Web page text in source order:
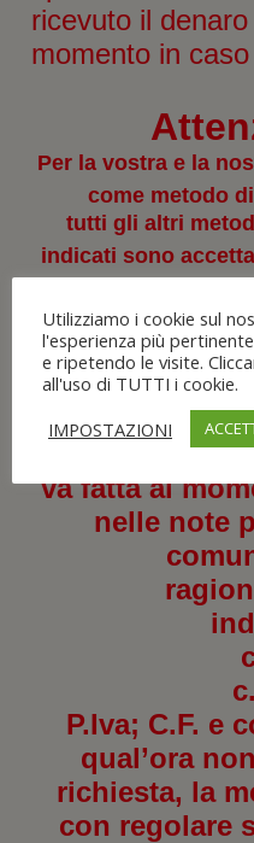
ricevuto il
momento in
Per la vostra e la
come metodo
tutti gli altri
indicati sono
vanno
con il nostro
348
la richiesta
va fatta al
nelle note
P.Iva; C.F. e
qual’ora
richiesta, la
con regolare
Utilizziamo i cookie sul
l'esperienza più
e ripetendo le visite.
all'uso di TUTTI i cookie.
IMPOSTAZIONI